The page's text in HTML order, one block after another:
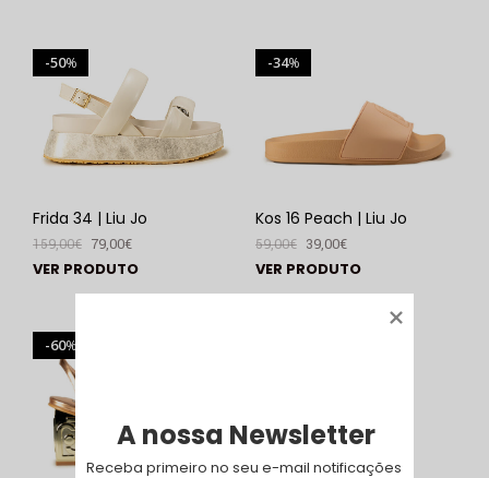
%
50
Frida 34 | Liu Jo
159,00€ 79,00€
VER PRODUTO
%
34
Kos 16 Peach | Liu Jo
59,00€ 39,00€
VER PRODUTO
%
60
A nossa Newsletter
Receba primeiro no seu e-mail notificações